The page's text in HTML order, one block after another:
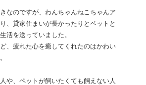
なのですが、わんちゃんねこちゃんア
、貸家住まいが長かったりとペットと
活を送っていました。
、疲れた心を癒してくれたのはかわい
や、ペットが飼いたくても飼えない人